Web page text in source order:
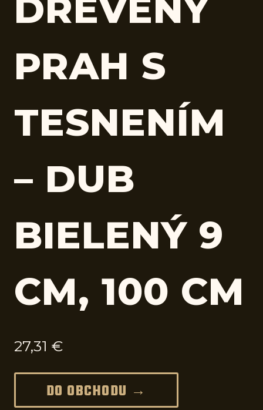
DREVENÝ
PRAH S
TESNENÍM
– DUB
BIELENÝ 9
CM, 100 CM
27,31 €
DO OBCHODU →